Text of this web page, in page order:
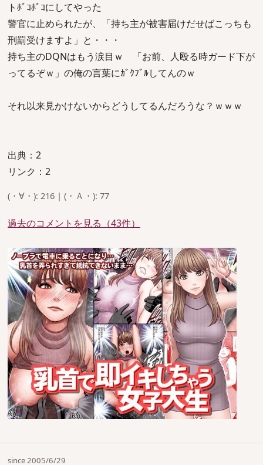
トﾎﾞｺﾎﾞｺにしてやった
警官に止められたが、「持ち主が被害届けだせばこっちも
刑罰受けますよ」と・・・
持ち主のDQNはもう涙目ｗ 「お前、人殴る時ガード下が
ってるぞｗ」の俺の言葉にｶﾞｸﾌﾞﾙしてんのｗ
それ以来見かけないからどうしてるんだろうな？ｗｗｗ
出典：2
リンク：2
(・∀・): 216 | (・Ａ・): 77
過去のコメントを見る（43件）
since 2005/6/29